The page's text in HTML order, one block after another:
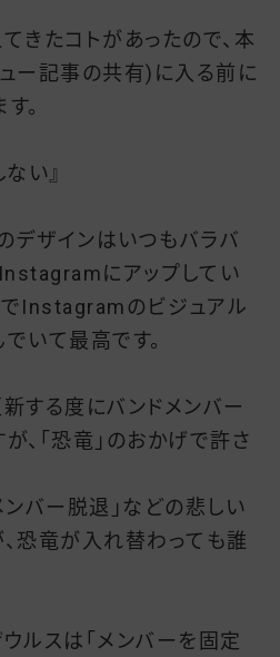
きたコトがあったので、本
ー記事の共有)に入る前に
。
い』
デザインはいつもバラバ
にアップしてい
でInstagramのビジュアル
いて最高です。
する度にバンドメンバー
、「恐竜」のおかげで許さ
ンバー脱退」などの悲しい
恐竜が入れ替わっても誰
ルスは「メンバーを固定